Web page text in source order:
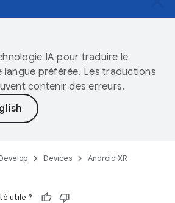
IA pour traduire le
langue préférée. Les traductions
contenir des erreurs.
Devices
Android XR
utile ?